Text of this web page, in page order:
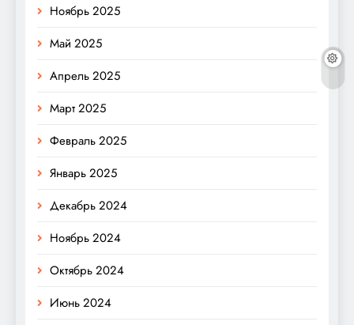
Ноябрь 2025
Май 2025
Апрель 2025
Март 2025
Февраль 2025
Январь 2025
Декабрь 2024
Ноябрь 2024
Октябрь 2024
Июнь 2024